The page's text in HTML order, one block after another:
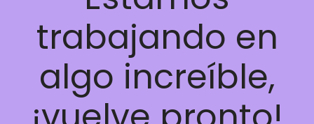
trabajando en
algo increíble,